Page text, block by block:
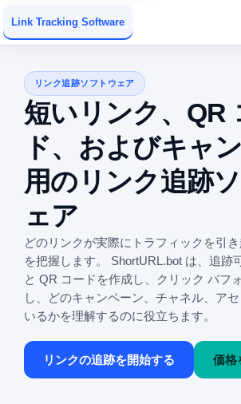
Link Tracking Software
リンク追跡ソフトウェア
短いリンク、QR
ド、およびキャ
用のリンク追跡
ェア
どのリンクが実際にトラフィックを引
を把握します。 ShortURL.bot は、追跡
と QR コードを作成し、クリック パフ
し、どのキャンペーン、チャネル、ア
いるかを理解するのに役立ちます。
リンクの追跡を開始する 価格